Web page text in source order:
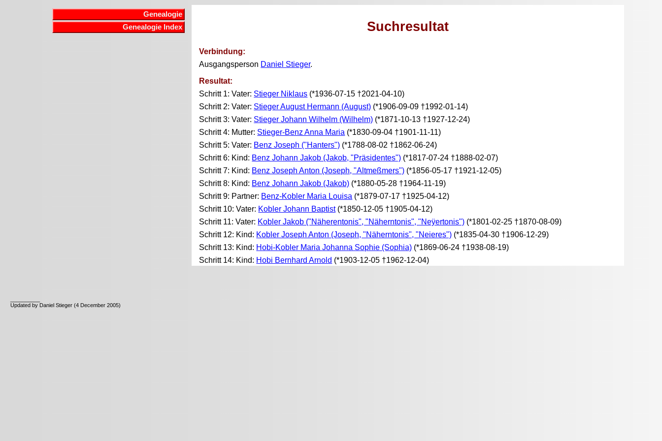
Genealogie
Genealogie Index
Suchresultat
Verbindung:
Ausgangsperson Daniel Stieger.
Resultat:
Schritt 1: Vater: Stieger Niklaus (*1936-07-15 †2021-04-10)
Schritt 2: Vater: Stieger August Hermann (August) (*1906-09-09 †1992-01-14)
Schritt 3: Vater: Stieger Johann Wilhelm (Wilhelm) (*1871-10-13 †1927-12-24)
Schritt 4: Mutter: Stieger-Benz Anna Maria (*1830-09-04 †1901-11-11)
Schritt 5: Vater: Benz Joseph ("Hanters") (*1788-08-02 †1862-06-24)
Schritt 6: Kind: Benz Johann Jakob (Jakob, "Präsidentes") (*1817-07-24 †1888-02-07)
Schritt 7: Kind: Benz Joseph Anton (Joseph, "Altmeßmers") (*1856-05-17 †1921-12-05)
Schritt 8: Kind: Benz Johann Jakob (Jakob) (*1880-05-28 †1964-11-19)
Schritt 9: Partner: Benz-Kobler Maria Louisa (*1879-07-17 †1925-04-12)
Schritt 10: Vater: Kobler Johann Baptist(*1850-12-05 †1905-04-12)
Schritt 11: Vater: Kobler Jakob ("Näherentonis", "Näherntonis", "Neÿertonis") (*1801-02-25 †1870-08-09)
Schritt 12: Kind: Kobler Joseph Anton (Joseph, "Näherntonis", "Neieres") (*1835-04-30 †1906-12-29)
Schritt 13: Kind: Hobi-Kobler Maria Johanna Sophie (Sophia) (*1869-06-24 †1938-08-19)
Schritt 14: Kind: Hobi Bernhard Arnold (*1903-12-05 †1962-12-04)
Updated by Daniel Stieger (4 December 2005)